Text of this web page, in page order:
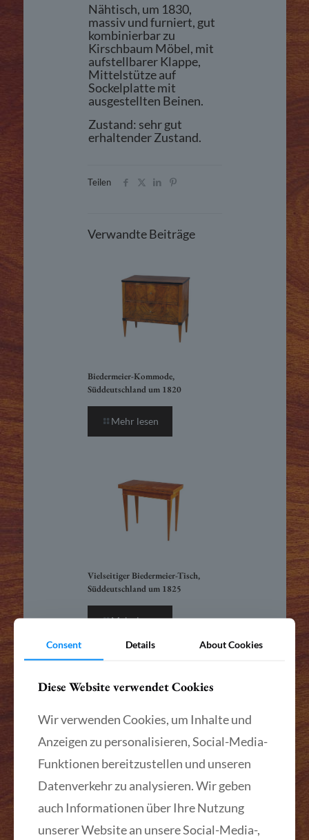
Nähtisch, um 1830,
massiv und furniert, gut
kombinierbar zu
Kirschbaum Möbel, mit
aufstellbarer Klappe,
Mittelstütze auf
Sockelplatte mit
ausgestellten Beinen.
Zustand: sehr gut
erhaltender Zustand.
Teilen
Verwandte Beiträge
Biedermeier-Kommode,
Süddeutschland um 1820
Mehr lesen
Vielseitiger Biedermeier-Tisch,
Süddeutschland um 1825
Mehr lesen
Consent Details About Cookies
Diese Website verwendet Cookies
Wir verwenden Cookies, um Inhalte und
Anzeigen zu personalisieren, Social-Media-
Funktionen bereitzustellen und unseren
Datenverkehr zu analysieren. Wir geben
auch Informationen über Ihre Nutzung
unserer Website an unsere Social-Media-,